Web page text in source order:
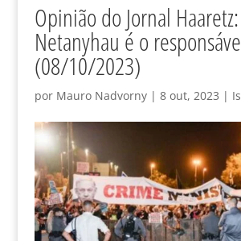
Opinião do Jornal Haaretz:
Netanyhau é o
(08/10/2023)
por Mauro Nadvorny| 8 out, 2023 |